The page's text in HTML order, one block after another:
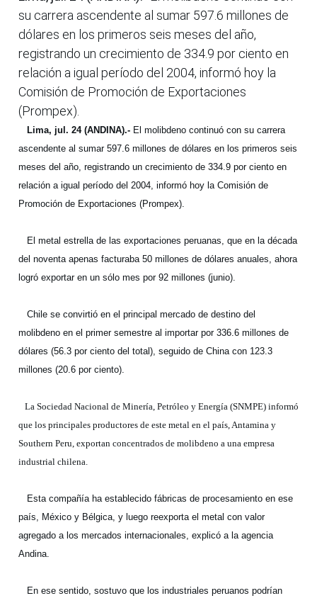
su carrera ascendente al sumar 597.6 millones de
dólares en los primeros seis meses del año,
registrando un crecimiento de 334.9 por ciento en
relación a igual período del 2004, informó hoy la
Comisión de Promoción de Exportaciones
(Prompex).
Lima, jul. 24 (ANDINA).- El molibdeno continuó con su carrera
ascendente al sumar 597.6 millones de dólares en los primeros seis
meses del año, registrando un crecimiento de 334.9 por ciento en
relación a igual período del 2004, informó hoy la Comisión de
Promoción de Exportaciones (Prompex).
El metal estrella de las exportaciones peruanas, que en la década
del noventa apenas facturaba 50 millones de dólares anuales, ahora
logró exportar en un sólo mes por 92 millones (junio).
Chile se convirtió en el principal mercado de destino del
molibdeno en el primer semestre al importar por 336.6 millones de
dólares (56.3 por ciento del total), seguido de China con 123.3
millones (20.6 por ciento).
La Sociedad Nacional de Minería, Petróleo y Energía (SNMPE) informó
que los principales productores de este metal en el país, Antamina y
Southern Peru, exportan concentrados de molibdeno a una empresa
industrial chilena.
Esta compañía ha establecido fábricas de procesamiento en ese
país, México y Bélgica, y luego reexporta el metal con valor
agregado a los mercados internacionales, explicó a la agencia
Andina.
En ese sentido, sostuvo que los industriales peruanos podrían